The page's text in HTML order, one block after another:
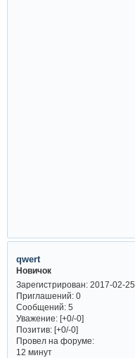
qwert
Новичок
Зарегистрирован: 2017-02-25
Приглашений:0
Сообщений:5
Уважение: [+0/-0]
Позитив: [+0/-0]
Провел на форуме:
12 минут